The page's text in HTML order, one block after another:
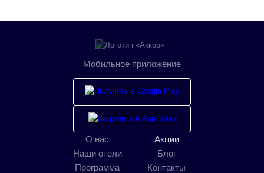
Мобильное приложение
О нас
Наши отели
Программа
Акции
Блог
Контакты